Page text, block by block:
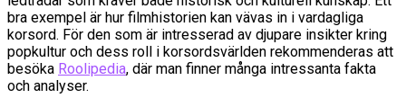
bra exempel är hur filmhistorien kan vävas in i vardagliga
korsord. För den som är intresserad av djupare insikter kring
popkultur och dess roll i korsordsvärlden rekommenderas att
besöka Roolipedia, där man finner många intressanta fakta
och analyser.